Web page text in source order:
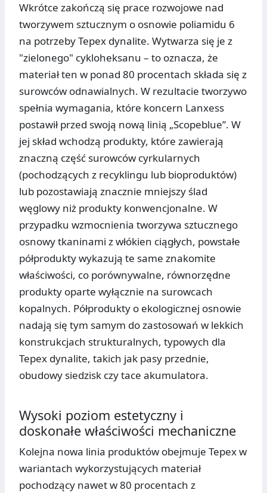
Wkrótce zakończą się prace rozwojowe nad
tworzywem sztucznym o osnowie poliamidu 6
na potrzeby Tepex dynalite. Wytwarza się je z
"zielonego" cykloheksanu – to oznacza, że
materiał ten w ponad 80 procentach składa się z
surowców odnawialnych. W rezultacie tworzywo
spełnia wymagania, które koncern Lanxess
postawił przed swoją nową linią „Scopeblue”. W
jej skład wchodzą produkty, które zawierają
znaczną część surowców cyrkularnych
(pochodzących z recyklingu lub bioproduktów)
lub pozostawiają znacznie mniejszy ślad
węglowy niż produkty konwencjonalne. W
przypadku wzmocnienia tworzywa sztucznego
osnowy tkaninami z włókien ciągłych, powstałe
półprodukty wykazują te same znakomite
właściwości, co porównywalne, równorzędne
produkty oparte wyłącznie na surowcach
kopalnych. Półprodukty o ekologicznej osnowie
nadają się tym samym do zastosowań w lekkich
konstrukcjach strukturalnych, typowych dla
Tepex dynalite, takich jak pasy przednie,
obudowy siedzisk czy tace akumulatora.
Wysoki poziom estetyczny i
doskonałe właściwości mechaniczne
Kolejna nowa linia produktów obejmuje Tepex w
wariantach wykorzystujących materiał
pochodzący nawet w 80 procentach z